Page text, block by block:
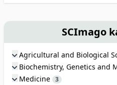
SCImago
Agricultural and Biological
Biochemistry, Genetics and
Medicine 3